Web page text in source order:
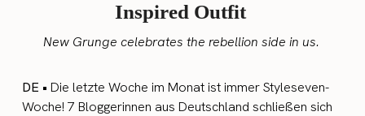
Inspired Outfit
New Grunge celebrates the rebellion side in us.
DE • Die letzte Woche im Monat ist immer Styleseven-
Woche! 7 Bloggerinnen aus Deutschland schließen sich